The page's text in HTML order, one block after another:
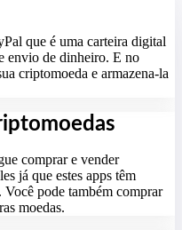
que é uma carteira digital
envio de dinheiro. E no
criptomoeda e armazena-la
comprar e vender
já que estes apps têm
pode também comprar
moedas.